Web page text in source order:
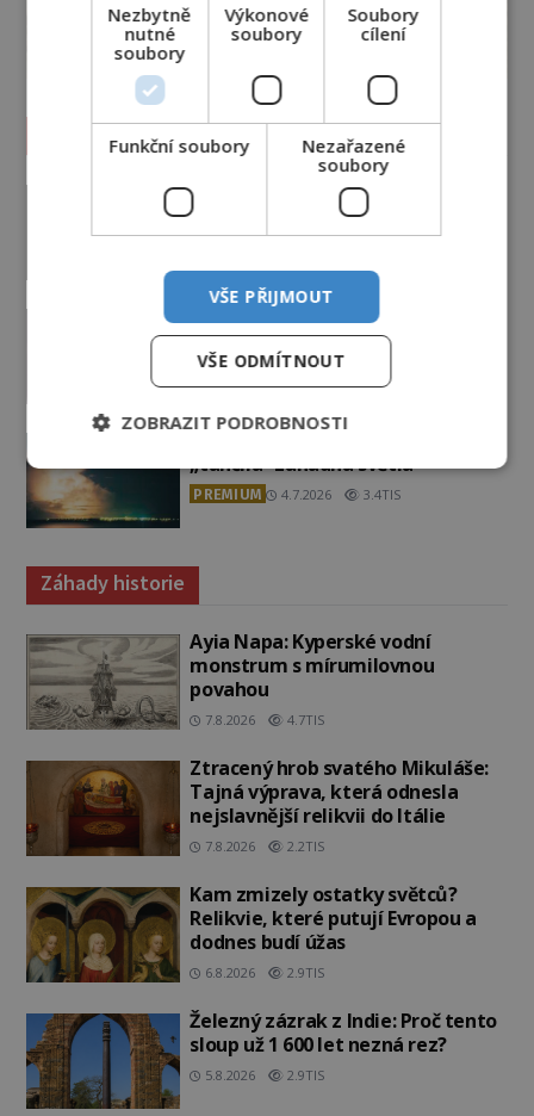
Vesmír a technologie
Co zachycují tajemné snímky
Marsu? Je na něm přeci jen voda?
Podivné události roku 2023: Jsou
Američané v obležení UFO?
PREMIUM 27.7.2026
„tančila“ záhadná světla
PREMIUM 4.7.2026 3.4TIS
Záhady historie
Ayia Napa: Kyperské vodní
monstrum s mírumilovnou
povahou
7.8.2026 4.7TIS
Ztracený hrob svatého Mikuláše:
Tajná výprava, která odnesla
nejslavnější relikvii do Itálie
7.8.2026 2.2TIS
Kam zmizely ostatky světců?
Relikvie, které putují Evropou a
dodnes budí úžas
6.8.2026 2.9TIS
Železný zázrak z Indie: Proč tento
sloup už 1 600 let nezná rez?
5.8.2026 2.9TIS
Nezbytně
nutné
soubory
Výkonové
soubory
Soubory
cílení
Funkční soubory
Nezařazené
soubory
VŠE PŘIJMOUT
VŠE ODMÍTNOUT
ZOBRAZIT PODROBNOSTI